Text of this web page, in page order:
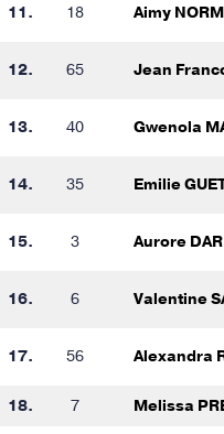
11. 18 Aimy
12. 65 Jean
13. 40 Gwenola
14. 35 Emilie
15. 3 Aurore
16. 6 Valentine
17. 56 Alexandra
18. 7 Melissa